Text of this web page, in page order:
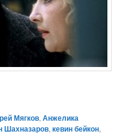
Мягков,Анжелика
Шахназаров,кевин бейкон,